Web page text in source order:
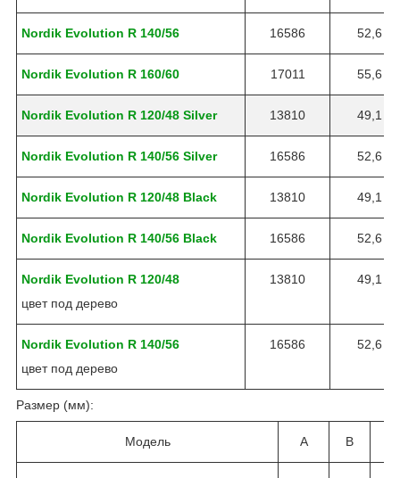
Nordik Evolution R 140/56 16586 52,6
Nordik Evolution R 160/60 17011 55,6
Nordik Evolution R 120/48 Silver 13810 49,1
Nordik Evolution R 140/56 Silver 16586 52,6
Nordik Evolution R 120/48 Black 13810 49,1
Nordik Evolution R 140/56 Black 16586 52,6
Nordik Evolution R 120/48
цвет под дерево
13810 49,1
Nordik Evolution R 140/56
цвет под дерево
16586 52,6
Размер (мм):
Модель A B